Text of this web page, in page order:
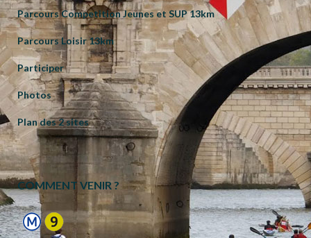
Parcours Competition Jeunes et SUP 13km
Parcours Loisir 13km
Participer
Photos
Plan des 2 sites
COMMENT VENIR ?